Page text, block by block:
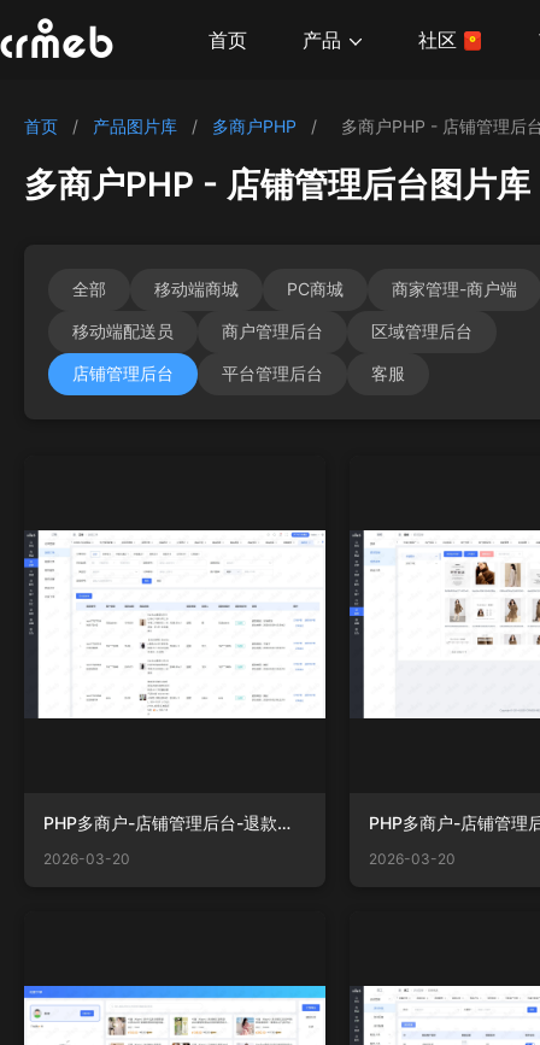
首页 产品 社区
首页 / 产品图片库 / 多商户PHP / 多商户PHP - 店铺管理后
多商户PHP - 店铺管理后台图片库
全部 移动端商城 PC商城 商家管理-商户端
移动端配送员 商户管理后台 区域管理后台
店铺管理后台 平台管理后台 客服
PHP多商户-店铺管理后台-退款订单.png
2026-03-20 2026-03-20